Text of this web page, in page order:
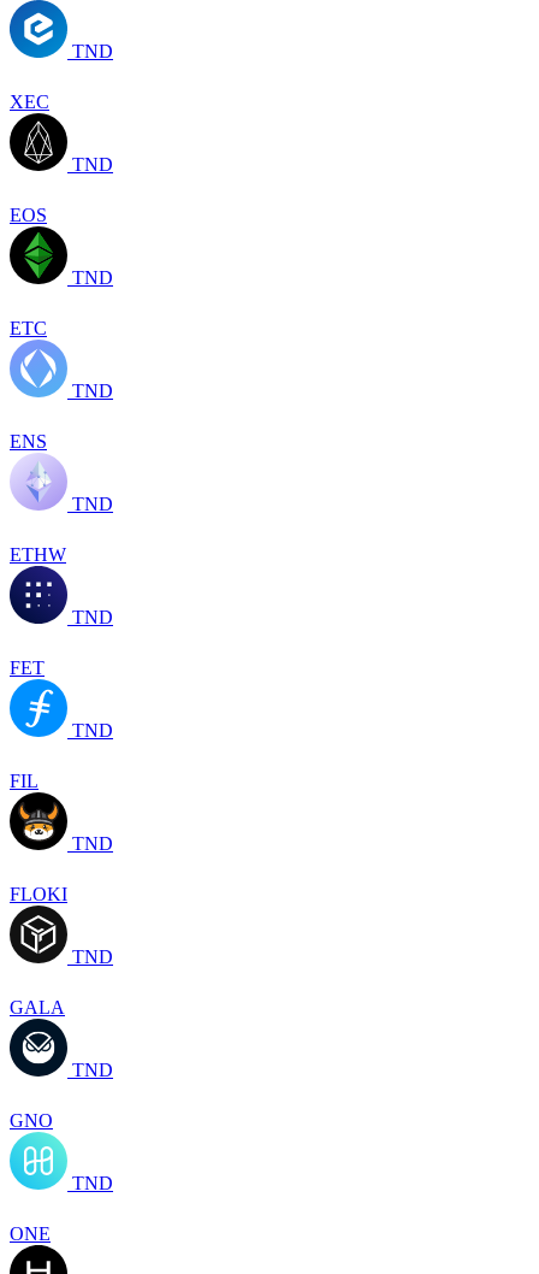
TND
XEC
TND
EOS
TND
ETC
TND
ENS
TND
ETHW
TND
FET
TND
FIL
TND
FLOKI
TND
GALA
TND
GNO
TND
ONE